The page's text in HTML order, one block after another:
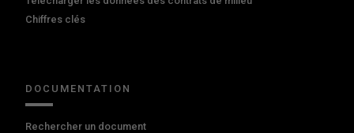
Chiffres clés
DOCUMENTATION
Rechercher un document